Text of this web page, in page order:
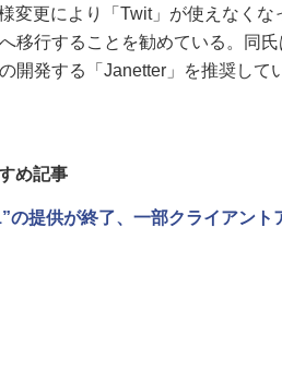
変更により「Twit」が使えなく
移行することを勧めている。同
開発する「Janetter」を推奨して
め記事
の提供が終了、一部クライアント